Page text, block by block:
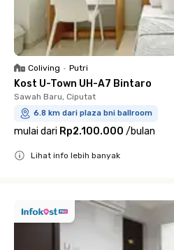
Coliving • Putri
Kost U-Town UH-A7 Bintaro
Sawah Baru, Ciputat
6.8 km dari plaza bni ballroom
mulai dari Rp2.100.000 /bulan
Lihat info lebih banyak